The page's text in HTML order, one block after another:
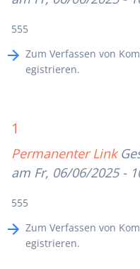
555
Zum Verfassen von
egistrieren.
1
Permanenter Link
am Fr, 06/06/2025 -
555
Zum Verfassen von
egistrieren.